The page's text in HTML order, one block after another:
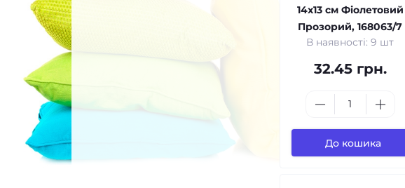
14x13 см Фіолетовий
Прозорий, 168063/7
В наявності: 9 шт
32.45 грн.
До кошика